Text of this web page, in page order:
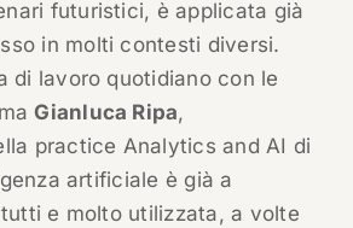
futuristici, è applicata già
in molti contesti diversi.
di lavoro quotidiano con le
Gianluca Ripa,
practice Analytics and AI di
artificiale è già a
e molto utilizzata, a volte